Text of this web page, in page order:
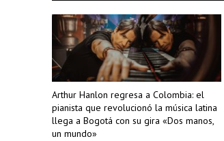
Arthur Hanlon regresa a Colombia: el
pianista que revolucionó la música latina
llega a Bogotá con su gira «Dos manos,
un mundo»